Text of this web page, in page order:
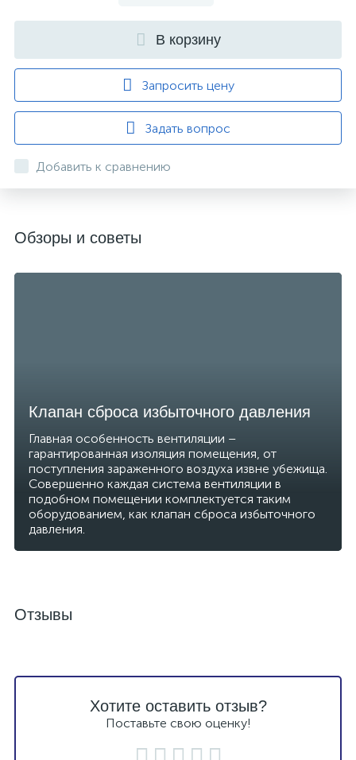
В корзину
Запросить цену
Задать вопрос
Добавить к сравнению
Обзоры и советы
Клапан сброса избыточного давления
Главная особенность вентиляции –
гарантированная изоляция помещения, от
поступления зараженного воздуха извне убежища.
Совершенно каждая система вентиляции в
подобном помещении комплектуется таким
оборудованием, как клапан сброса избыточного
давления.
Отзывы
Хотите оставить отзыв?
Поставьте свою оценку!